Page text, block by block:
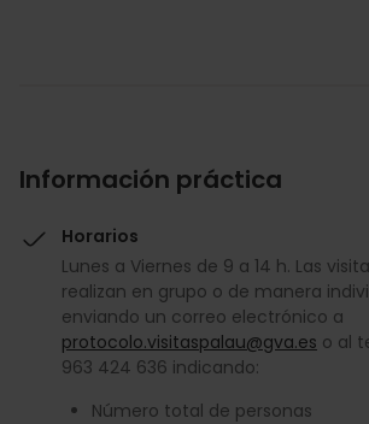
Información práctica
Horarios
Lunes a Viernes de 9 a 14 h. Las
realizan en grupo o de manera
enviando un correo electrónico a
protocolo.visitaspalau@gva.es o al
963 424 636 indicando:
Número total de personas